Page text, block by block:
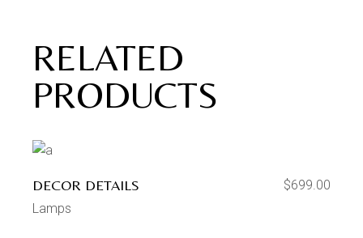
RELATED
PRODUCTS
DECOR DETAILS $699.00
Lamps